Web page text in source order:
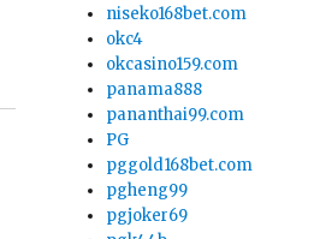
niseko168bet.com
okc4
okcasino159.com
panama888
pananthai99.com
PG
pggold168bet.com
pgheng99
pgjoker69